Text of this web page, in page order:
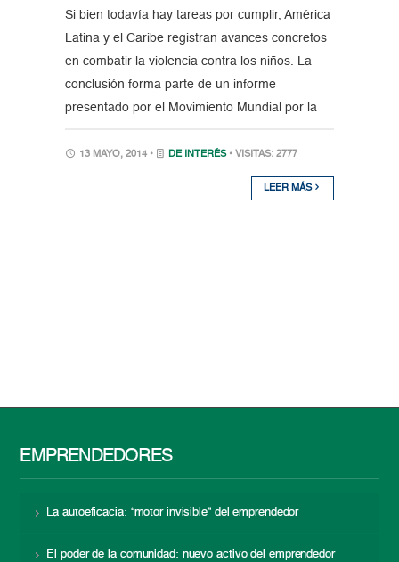
Si bien todavía hay tareas por cumplir, América
Latina y el Caribe registran avances concretos
en combatir la violencia contra los niños. La
conclusión forma parte de un informe
presentado por el Movimiento Mundial por la
13 MAYO, 2014 • DE INTERÉS • VISITAS: 2777
LEER MÁS
EMPRENDEDORES
La autoeficacia: “motor invisible” del emprendedor
El poder de la comunidad: nuevo activo del emprendedor